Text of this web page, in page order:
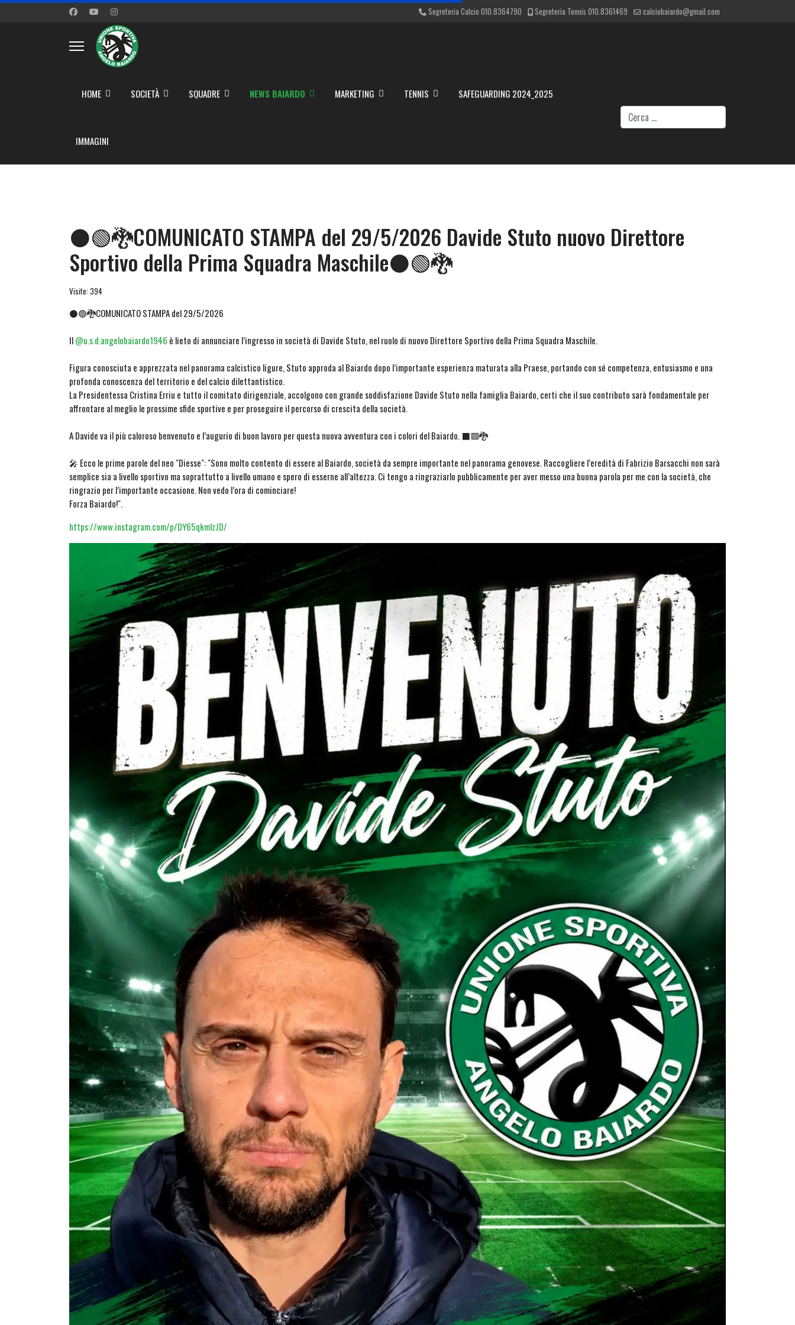
Segreteria Calcio 010.8364790 Segreteria Tennis 010.8361469 calciobaiardo@gmail.com
HOME SOCIETÀ SQUADRE NEWS BAIARDO MARKETING TENNIS SAFEGUARDING 2024_2025
IMMAGINI
Cerca
⚫🟢🐉COMUNICATO STAMPA del 29/5/2026 Davide Stuto nuovo Direttore
Sportivo della Prima Squadra Maschile⚫🟢🐉
Visite: 394
⚫🟢🐉COMUNICATO STAMPA del 29/5/2026
Il@u.s.d.angelobaiardo1946 è lieto di annunciare l’ingresso in società di Davide Stuto, nel ruolo di nuovo Direttore Sportivo della Prima Squadra Maschile.
Figura conosciuta e apprezzata nel panorama calcistico ligure, Stuto approda al Baiardo dopo l’importante esperienza maturata alla Praese, portando con sé competenza, entusiasmo e una
profonda conoscenza del territorio e del calcio dilettantistico.
La Presidentessa Cristina Erriu e tutto il comitato dirigenziale, accolgono con grande soddisfazione Davide Stuto nella famiglia Baiardo, certi che il suo contributo sarà fondamentale per
affrontare al meglio le prossime sfide sportive e per proseguire il percorso di crescita della società.
A Davide va il più caloroso benvenuto e l’augurio di buon lavoro per questa nuova avventura con i colori del Baiardo. ⬛🟩🐉
🎤 Ecco le prime parole del neo "Diesse": "Sono molto contento di essere al Baiardo, società da sempre importante nel panorama genovese. Raccogliere l’eredità di Fabrizio Barsacchi non sarà
semplice sia a livello sportivo ma soprattutto a livello umano e spero di esserne all’altezza. Ci tengo a ringraziarlo pubblicamente per aver messo una buona parola per me con la società, che
ringrazio per l’importante occasione. Non vedo l’ora di cominciare!
Forza Baiardo!".
https://www.instagram.com/p/DY65qkmlzJD/